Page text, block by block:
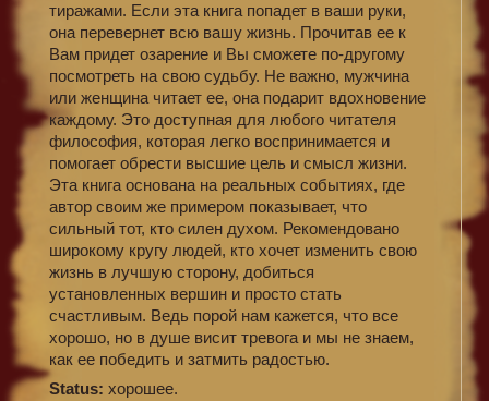
тиражами. Если эта книга попадет в ваши руки,
она перевернет всю вашу жизнь. Прочитав ее к
Вам придет озарение и Вы сможете по-другому
посмотреть на свою судьбу. Не важно, мужчина
или женщина читает ее, она подарит вдохновение
каждому. Это доступная для любого читателя
философия, которая легко воспринимается и
помогает обрести высшие цель и смысл жизни.
Эта книга основана на реальных событиях, где
автор своим же примером показывает, что
сильный тот, кто силен духом. Рекомендовано
широкому кругу людей, кто хочет изменить свою
жизнь в лучшую сторону, добиться
установленных вершин и просто стать
счастливым. Ведь порой нам кажется, что все
хорошо, но в душе висит тревога и мы не знаем,
как ее победить и затмить радостью.
Status: хорошее.